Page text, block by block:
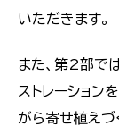
いただきます。
また、第2部で
ストレーション
がら寄せ植え